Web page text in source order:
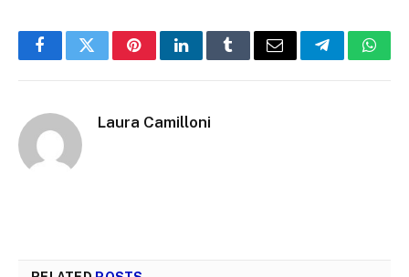
FacebookTwitterPinterestLinkedInTumblrEmail Telegram
Laura Camilloni